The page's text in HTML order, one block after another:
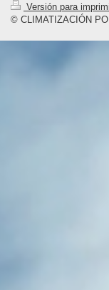
Versión para
© CLIMATIZACIÓN